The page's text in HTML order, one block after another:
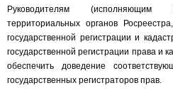
Руководителям (исполняющим
территориальных органов
государственной регистрации и
государственной регистрации права и
обеспечить доведение
государственных регистраторов прав.